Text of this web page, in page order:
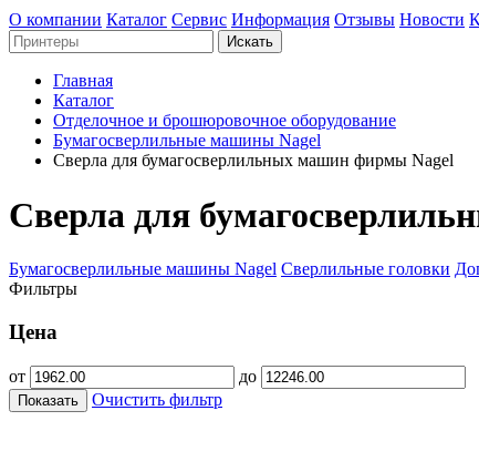
О компании Каталог Сервис Информация Отзывы Новости
Искать
Главная
Каталог
Отделочное и брошюровочное оборудование
Бумагосверлильные машины Nagel
Сверла для бумагосверлильных машин фирмы Nagel
Сверла для
Бумагосверлильные машины Nagel Сверлильные головки
Фильтры
Цена
от до
Показать Очистить фильтр